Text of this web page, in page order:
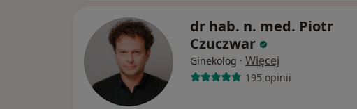
dr hab. n. med. Piotr
Czuczwar
Ginekolog · Więcej
195 opinii